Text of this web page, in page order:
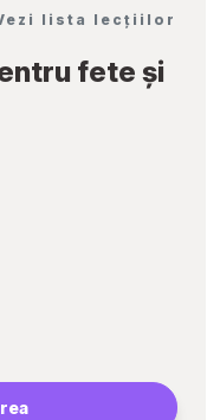
lista lecțiilor
fete și